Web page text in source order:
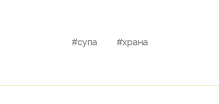
#супа #храна